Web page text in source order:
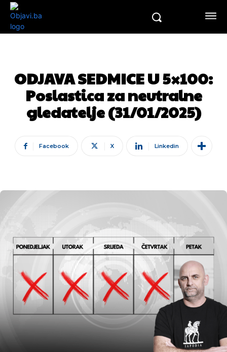
ODJAVA SEDMICE U 5×100:
Poslastica za neutralne
gledatelje (31/01/2025)
Facebook X Linkedin